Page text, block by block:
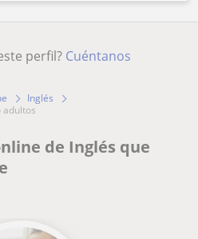
perfil? Cuéntanos
Inglés
adultos
de Inglés que